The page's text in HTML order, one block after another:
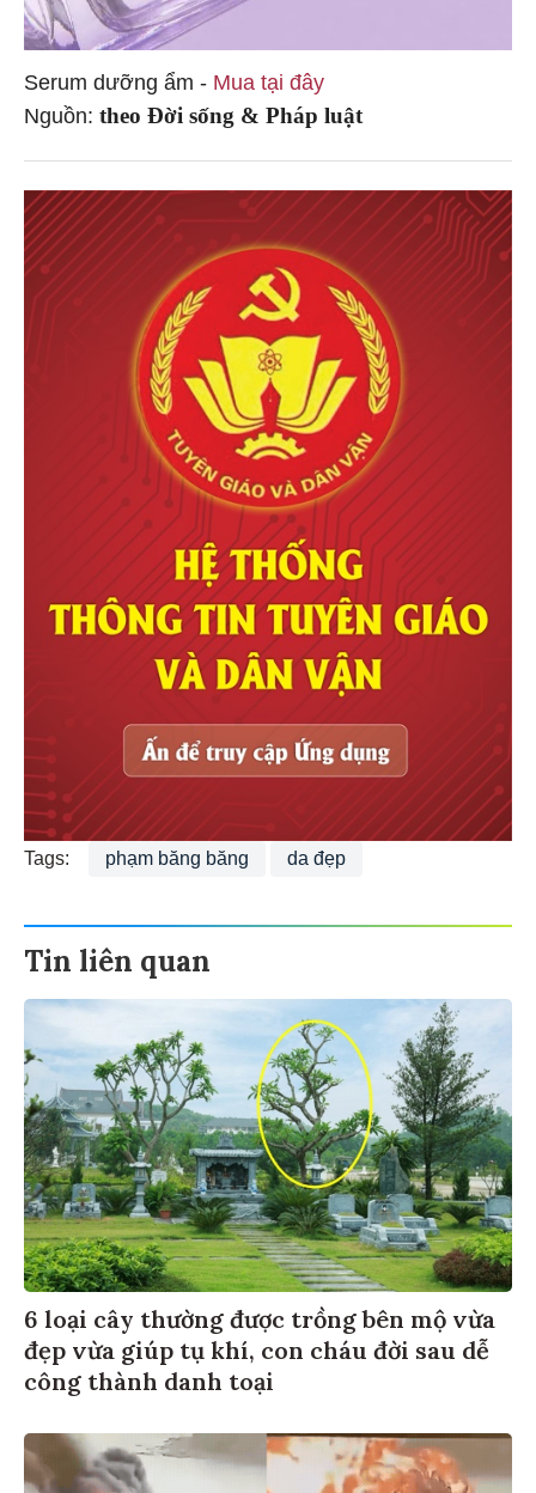
Serum dưỡng ẩm - Mua tại đây
Nguồn: theo Đời sống & Pháp luật
Tags: phạm băng băng da đẹp
Tin liên quan
6 loại cây thường được trồng bên mộ vừa
đẹp vừa giúp tụ khí, con cháu đời sau dễ
công thành danh toại